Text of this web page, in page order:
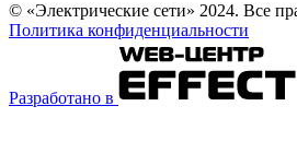
© «Электрические сети» 2024. Все
Политика конфиденциальности
Разработано в